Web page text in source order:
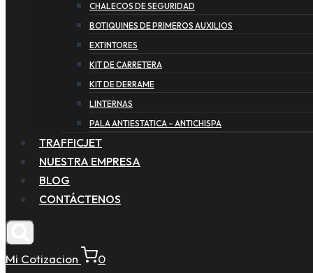
CHALECOS DE SEGURIDAD
BOTIQUINES DE PRIMEROS AUXILIOS
EXTINTORES
KIT DE CARRETERA
KIT DE DERRAME
LINTERNAS
PALA ANTIESTATICA – ANTICHISPA
TRAFFICJET
NUESTRA EMPRESA
BLOG
CONTÁCTENOS
Mi Cotizacion 0